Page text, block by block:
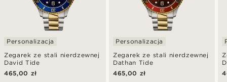
Zegarek ze stali nierdzewnej
David Tide
Personalizacja
465,00 zł
Zegarek ze stali nierdzewnej
Dathan Tide
Personalizacja
465,00 zł